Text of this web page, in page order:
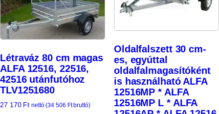
Létraváz 80 cm magas
ALFA 12516, 22516,
42516 utánfutóhoz
TLV1251680
27 170 Ft nettó (34 506 Ftbruttó)
Oldalfalszett 30 cm-
es, egyúttal
oldalfalmagasítóként
is használható ALFA
12516MP * ALFA
12516MP L * ALFA